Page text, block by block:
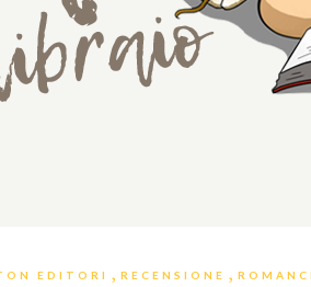
EDITORI , RECENSIONE ,